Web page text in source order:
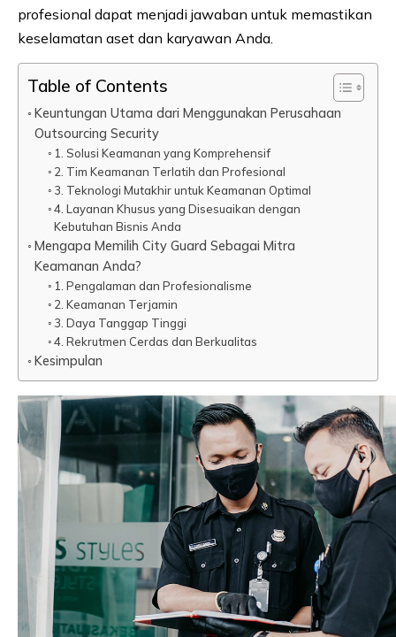
profesional dapat menjadi jawaban untuk memastikan
keselamatan aset dan karyawan Anda.
Table of Contents
Keuntungan Utama dari Menggunakan Perusahaan
Outsourcing Security
1. Solusi Keamanan yang Komprehensif
2. Tim Keamanan Terlatih dan Profesional
3. Teknologi Mutakhir untuk Keamanan Optimal
4. Layanan Khusus yang Disesuaikan dengan
Kebutuhan Bisnis Anda
Mengapa Memilih City Guard Sebagai Mitra
Keamanan Anda?
1. Pengalaman dan Profesionalisme
2. Keamanan Terjamin
3. Daya Tanggap Tinggi
4. Rekrutmen Cerdas dan Berkualitas
Kesimpulan